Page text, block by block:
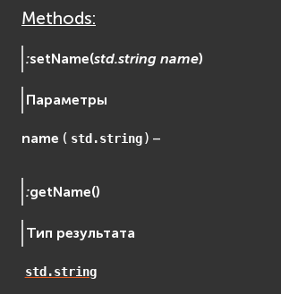
Methods:
:setName(std.string name)
Параметры
name ( std.string ) –
:getName()
Тип результата
std.string